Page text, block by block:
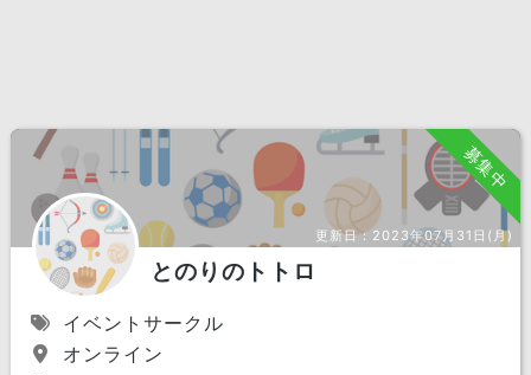
募集中
更新日： 2023年07月31日(月)
とのりのトトロ
イベントサークル
オンライン